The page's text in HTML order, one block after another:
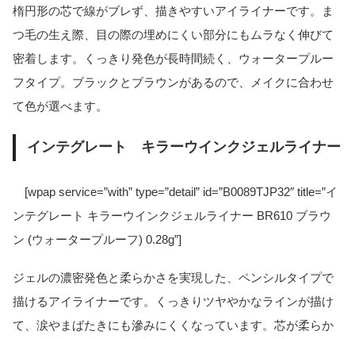
楕円形の芯で線がブレず、描きやすいアイライナーです。ま
つ毛の生え際、目の際の埋めにくい部分にもムラなく伸びて
密着します。くっきり発色が長時間続く、ウォータープルー
フタイプ。ブラックとブラウンがあるので、メイクに合わせ
て色が選べます。
インテグレート キラーウインクジェルライナー
[wpap service=”with” type=”detail” id=”B0089TJP32″ title=”イ
ンテグレート キラーウインクジェルライナー BR610 ブラウ
ン (ウォータープルーフ) 0.28g”]
ジェルの濃密発色と柔らかさを実現した、ペンシルタイプで
描けるアイライナーです。くっきりツヤやかなラインが描け
て、涙やまばたきにも滲みにくくなっています。芯が柔らか